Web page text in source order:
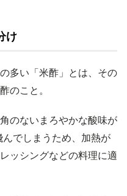
け
多い「米酢」とは、その
のこと。
のないまろやかな酸味が
でしまうため、加熱が
ッシングなどの料理に適